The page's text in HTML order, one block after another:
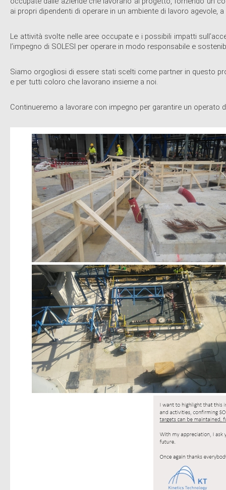
ai propri dipendenti di operare in un ambiente di lavoro
Le attività svolte nelle aree occupate e i possibili impatti
l’impegno di SOLESI per operare in modo responsabile e
Siamo orgogliosi di essere stati scelti come partner in questo
e per tutti coloro che lavorano insieme a noi.
Continueremo a lavorare con impegno per garantire un operato